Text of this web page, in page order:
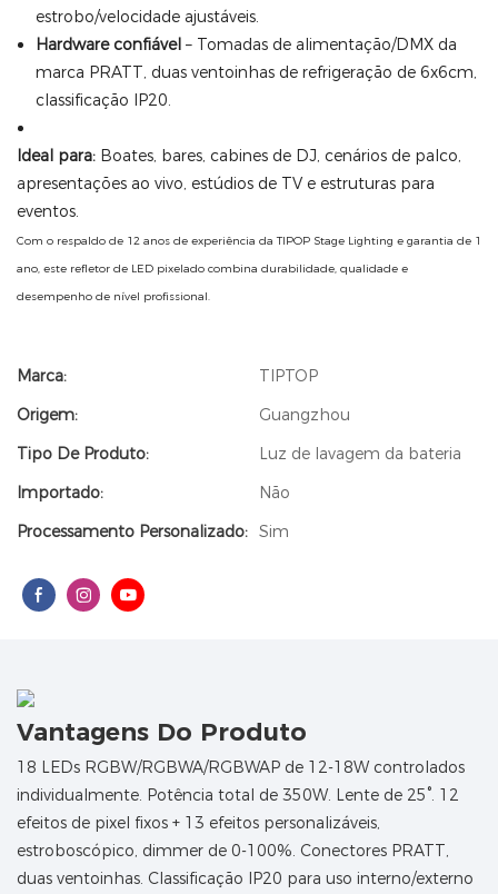
estrobo/velocidade ajustáveis.
Hardware confiável– Tomadas de alimentação/DMX da
marca PRATT, duas ventoinhas de refrigeração de 6x6cm,
classificação IP20.
Ideal para: Boates, bares, cabines de DJ, cenários de palco,
apresentações ao vivo, estúdios de TV e estruturas para
eventos.
Com o respaldo de 12 anos de experiência da TIPOP Stage Lighting e garantia de 1
ano, este refletor de LED pixelado combina durabilidade, qualidade e
desempenho de nível profissional.
Marca:
TIPTOP
Origem:
Guangzhou
Tipo De Produto:
Luz de lavagem da bateria
Importado:
Não
Processamento Personalizado: Sim
Vantagens Do Produto
18 LEDs RGBW/RGBWA/RGBWAP de 12-18W controlados
individualmente. Potência total de 350W. Lente de 25°. 12
efeitos de pixel fixos + 13 efeitos personalizáveis,
estroboscópico, dimmer de 0-100%. Conectores PRATT,
duas ventoinhas. Classificação IP20 para uso interno/externo